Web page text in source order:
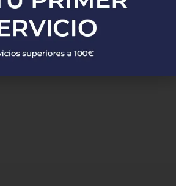
PEDIR PRESUPUESTO